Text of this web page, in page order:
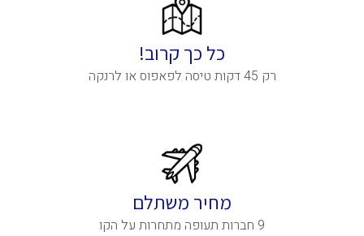
כל כך קרוב!
רק 45 דקות טיסה לפאפוס או לרנקה
מחיר משתלם
9 חברות תעופה מתחרות על הקו